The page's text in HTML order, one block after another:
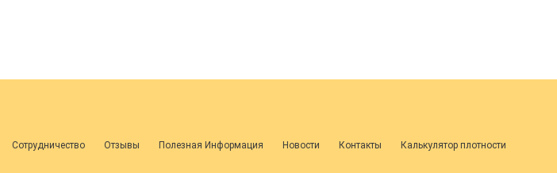
Сотрудничество Отзывы Полезная Информация Новости Контакты Калькулятор плотности